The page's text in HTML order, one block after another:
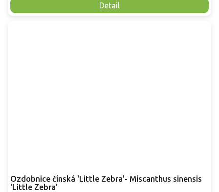
Detail
Ozdobnice čínská 'Little Zebra'- Miscanthus sinensis
'Little Zebra'